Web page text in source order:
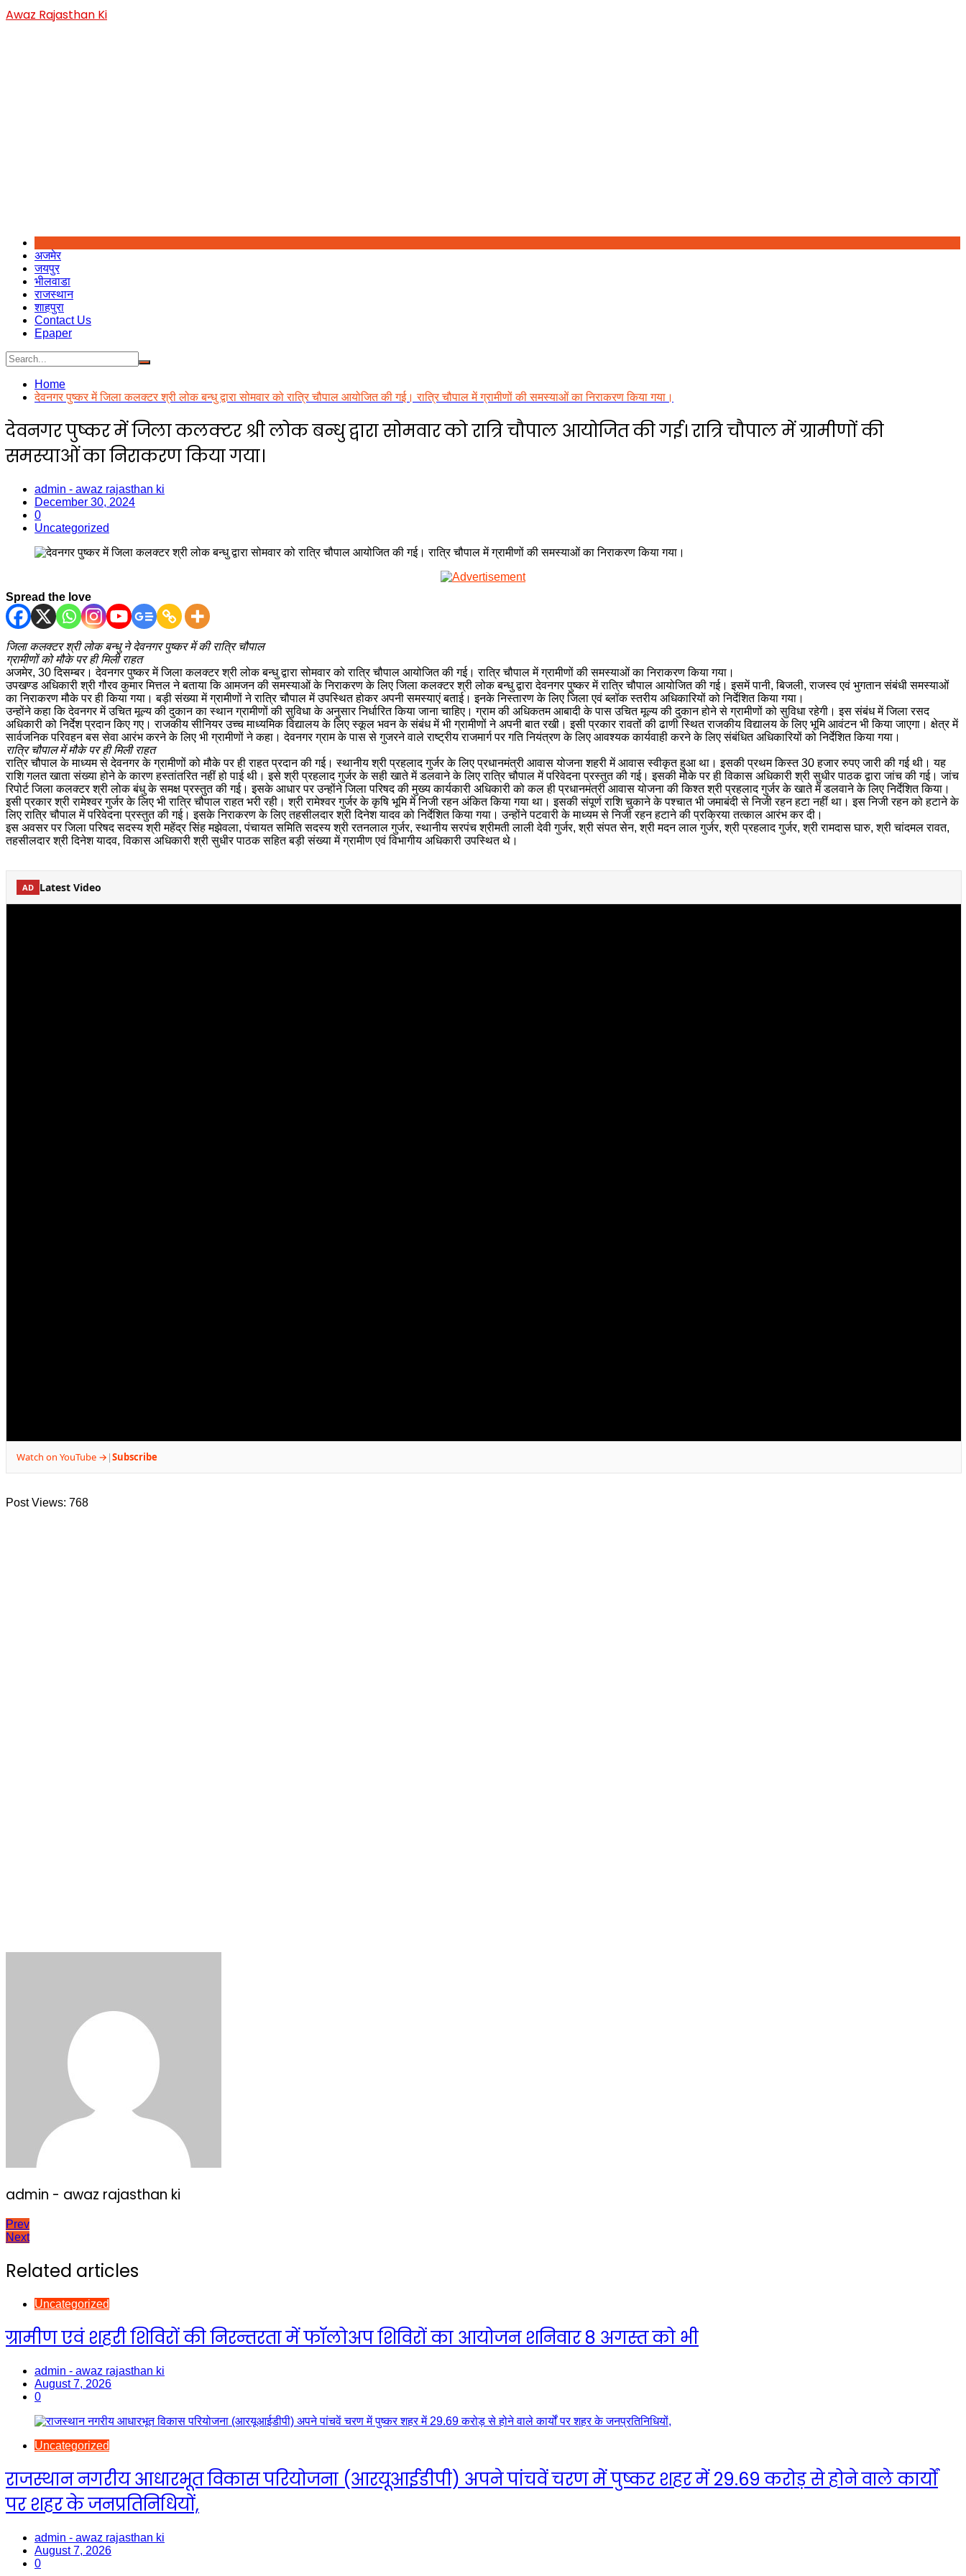
Skip
to
Awaz Rajasthan Ki
अजमेर
जयपुर
भीलवाडा
राजस्थान
शाहपुरा
Contact Us
Epaper
Home
देवनगर पुष्कर में जिला कलक्टर श्री लोक बन्धु द्वारा सोमवार को रात्रि चौपाल आयोजित की गई। रात्रि चौपाल में ग्रामीणों की समस्याओं का निराकरण किया गया।
देवनगर पुष्कर में जिला कलक्टर श्री लोक बन्धु द्वारा सोमवार को रात्रि चौपाल आयोजित की गई। रात्रि चौपाल में ग्रामीणों की
समस्याओं का निराकरण किया गया।
admin - awaz rajasthan ki
December 30, 2024
0
Uncategorized
Spread the love
जिला कलक्टर श्री लोक बन्धु ने देवनगर पुष्कर में की रात्रि चौपाल
ग्रामीणों को मौके पर ही मिली राहत
अजमेर, 30 दिसम्बर। देवनगर पुष्कर में जिला कलक्टर श्री लोक बन्धु द्वारा सोमवार को रात्रि चौपाल आयोजित की गई। रात्रि चौपाल में ग्रामीणों की समस्याओं का निराकरण किया गया।
उपखण्ड अधिकारी श्री गौरव कुमार मित्तल ने बताया कि आमजन की समस्याओं के निराकरण के लिए जिला कलक्टर श्री लोक बन्धु द्वारा देवनगर पुष्कर में रात्रि चौपाल आयोजित की गई। इसमें पानी, बिजली, राजस्व एवं भुगतान संबंधी समस्याओं
का निराकरण मौके पर ही किया गया। बड़ी संख्या में ग्रामीणों ने रात्रि चौपाल में उपस्थित होकर अपनी समस्याएं बताई। इनके निस्तारण के लिए जिला एवं ब्लॉक स्तरीय अधिकारियों को निर्देशित किया गया।
उन्होंने कहा कि देवनगर में उचित मूल्य की दुकान का स्थान ग्रामीणों की सुविधा के अनुसार निर्धारित किया जाना चाहिए। ग्राम की अधिकतम आबादी के पास उचित मूल्य की दुकान होने से ग्रामीणों को सुविधा रहेगी। इस संबंध में जिला रसद
अधिकारी को निर्देश प्रदान किए गए। राजकीय सीनियर उच्च माध्यमिक विद्यालय के लिए स्कूल भवन के संबंध में भी ग्रामीणों ने अपनी बात रखी। इसी प्रकार रावतों की ढाणी स्थित राजकीय विद्यालय के लिए भूमि आवंटन भी किया जाएगा। क्षेत्र में
सार्वजनिक परिवहन बस सेवा आरंभ करने के लिए भी ग्रामीणों ने कहा। देवनगर ग्राम के पास से गुजरने वाले राष्ट्रीय राजमार्ग पर गति नियंत्रण के लिए आवश्यक कार्यवाही करने के लिए संबंधित अधिकारियों को निर्देशित किया गया।
रात्रि चौपाल में मौके पर ही मिली राहत
रात्रि चौपाल के माध्यम से देवनगर के ग्रामीणों को मौके पर ही राहत प्रदान की गई। स्थानीय श्री प्रहलाद गुर्जर के लिए प्रधानमंत्री आवास योजना शहरी में आवास स्वीकृत हुआ था। इसकी प्रथम किस्त 30 हजार रुपए जारी की गई थी। यह
राशि गलत खाता संख्या होने के कारण हस्तांतरित नहीं हो पाई थी। इसे श्री प्रहलाद गुर्जर के सही खाते में डलवाने के लिए रात्रि चौपाल में परिवेदना प्रस्तुत की गई। इसकी मौके पर ही विकास अधिकारी श्री सुधीर पाठक द्वारा जांच की गई। जांच
रिपोर्ट जिला कलक्टर श्री लोक बंधु के समक्ष प्रस्तुत की गई। इसके आधार पर उन्होंने जिला परिषद की मुख्य कार्यकारी अधिकारी को कल ही प्रधानमंत्री आवास योजना की किश्त श्री प्रहलाद गुर्जर के खाते में डलवाने के लिए निर्देशित किया।
इसी प्रकार श्री रामेश्वर गुर्जर के लिए भी रात्रि चौपाल राहत भरी रही। श्री रामेश्वर गुर्जर के कृषि भूमि में निजी रहन अंकित किया गया था। इसकी संपूर्ण राशि चुकाने के पश्चात भी जमाबंदी से निजी रहन हटा नहीं था। इस निजी रहन को हटाने के
लिए रात्रि चौपाल में परिवेदना प्रस्तुत की गई। इसके निराकरण के लिए तहसीलदार श्री दिनेश यादव को निर्देशित किया गया। उन्होंने पटवारी के माध्यम से निजी रहन हटाने की प्रक्रिया तत्काल आरंभ कर दी।
इस अवसर पर जिला परिषद सदस्य श्री महेंद्र सिंह मझेवला, पंचायत समिति सदस्य श्री रतनलाल गुर्जर, स्थानीय सरपंच श्रीमती लाली देवी गुर्जर, श्री संपत सेन, श्री मदन लाल गुर्जर, श्री प्रहलाद गुर्जर, श्री रामदास घारु, श्री चांदमल रावत,
तहसीलदार श्री दिनेश यादव, विकास अधिकारी श्री सुधीर पाठक सहित बड़ी संख्या में ग्रामीण एवं विभागीय अधिकारी उपस्थित थे।
AD Latest Video
Watch on YouTube → |Subscribe
Post Views: 768
admin - awaz rajasthan ki
Post
Prev
Next
Related articles
Uncategorized
ग्रामीण एवं शहरी शिविरों की निरन्तरता में फॉलोअप शिविरों का आयोजन शनिवार 8 अगस्त को भी
admin - awaz rajasthan ki
August 7, 2026
0
Uncategorized
राजस्थान नगरीय आधारभूत विकास परियोजना (आरयूआईडीपी) अपने पांचवें चरण में पुष्कर शहर में 29.69 करोड़ से होने वाले कार्यों
पर शहर के जनप्रतिनिधियों,
admin - awaz rajasthan ki
August 7, 2026
0